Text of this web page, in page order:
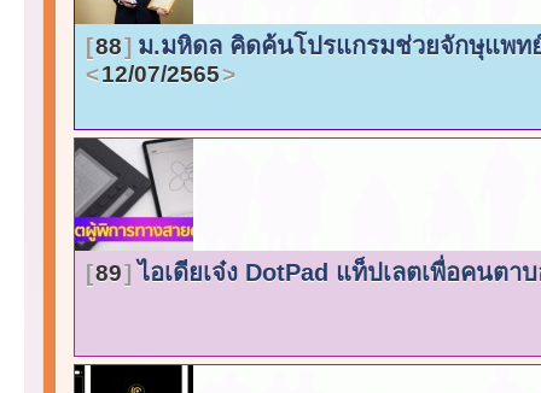
88 ม.มหิดล คิดค้นโปรแกรมช่วยจักษุแพท
12/07/2565
89 ไอเดียเจ๋ง DotPad แท็ปเลตเพื่อคนต